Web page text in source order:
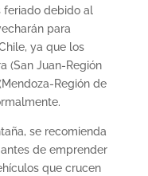
feriado debido al
para
ya que los
(San Juan-Región
Región de
se recomienda
de emprender
que crucen